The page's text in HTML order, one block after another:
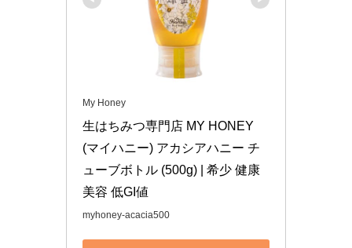
My Honey
生はちみつ専門店 MY HONEY
(マイハニー) アカシアハニー チ
ューブボトル (500g) | 希少 健康
美容 低GI値
myhoney-acacia500